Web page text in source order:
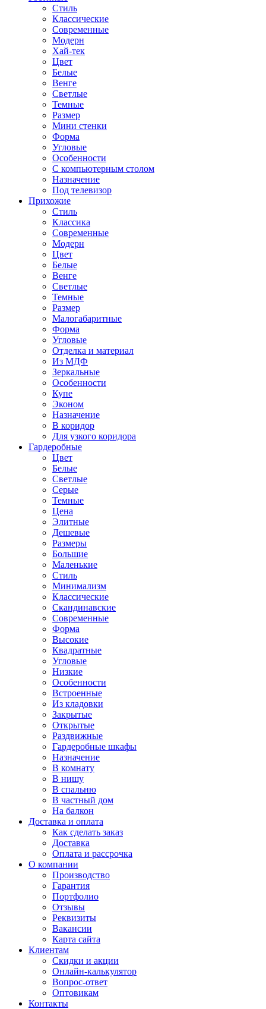
Стиль
Классические
Современные
Модерн
Хай-тек
Цвет
Белые
Венге
Светлые
Темные
Размер
Мини стенки
Форма
Угловые
Особенности
С компьютерным столом
Назначение
Под телевизор
Прихожие
Стиль
Классика
Современные
Модерн
Цвет
Белые
Венге
Светлые
Темные
Размер
Малогабаритные
Форма
Угловые
Отделка и материал
Из МДФ
Зеркальные
Особенности
Купе
Эконом
Назначение
В коридор
Для узкого коридора
Гардеробные
Цвет
Белые
Светлые
Серые
Темные
Цена
Элитные
Дешевые
Размеры
Большие
Маленькие
Стиль
Минимализм
Классические
Скандинавские
Современные
Форма
Высокие
Квадратные
Угловые
Низкие
Особенности
Встроенные
Из кладовки
Закрытые
Открытые
Раздвижные
Гардеробные шкафы
Назначение
В комнату
В нишу
В спальню
В частный дом
На балкон
Доставка и оплата
Как сделать заказ
Доставка
Оплата и рассрочка
О компании
Производство
Гарантия
Портфолио
Отзывы
Реквизиты
Вакансии
Карта сайта
Клиентам
Скидки и акции
Онлайн-калькулятор
Вопрос-ответ
Оптовикам
Контакты